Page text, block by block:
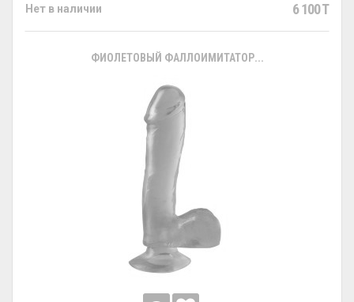
Нет в наличии 6 100 T
ФИОЛЕТОВЫЙ ФАЛЛОИМИТАТОР...